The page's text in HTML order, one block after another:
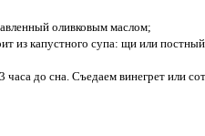
оливковым маслом;
из капустного супа: щи или
до сна. Съедаем винегрет или